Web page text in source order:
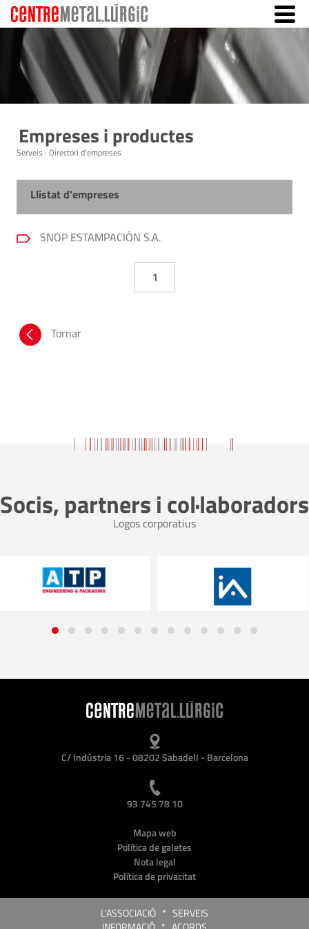
Empreses i productes
Serveis · Directori d'empreses
Llistat d'empreses
SNOP ESTAMPACIÓN S.A.
1
Tornar
Socis, partners i col·laboradors
Logos corporatius
C/ Indústria 16 - 08202 Sabadell - Barcelona
93 745 78 10
Mapa web
Política de galetes
Nota legal
Política de privacitat
L'ASSOCIACIÓ * SERVEIS